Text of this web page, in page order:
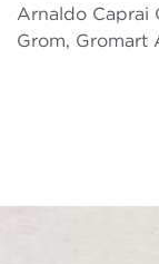
Arnaldo Caprai
Grom, Gromart